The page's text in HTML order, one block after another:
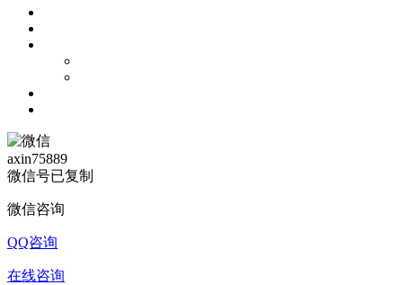
axin75889
微信号已复制
微信咨询
QQ咨询
在线咨询